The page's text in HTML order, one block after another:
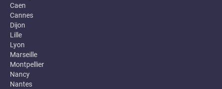
Caen
Cannes
Dijon
Lille
Lyon
Marseille
Montpellier
Nancy
Nantes